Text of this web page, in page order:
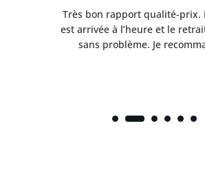
Très bon rapport qualité-prix.
est arrivée à l’heure et le
sans problème. Je